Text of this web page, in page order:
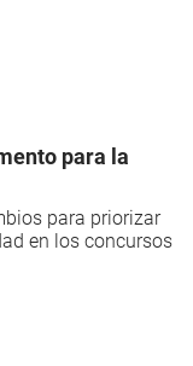
para la
para priorizar
en los concursos